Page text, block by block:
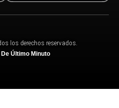
los derechos reservados.
Último Minuto